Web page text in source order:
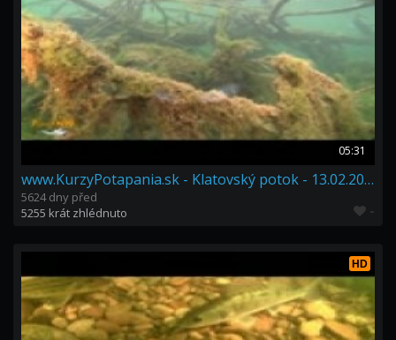
05:31
www.KurzyPotapania.sk - Klatovský potok - 13.02.2011
5624 dny před
5255 krát zhlédnuto
-
HD